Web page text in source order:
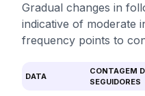
Gradual changes in
indicative of moderate
frequency points to
DATA
CONTAGEM
SEGUIDORES